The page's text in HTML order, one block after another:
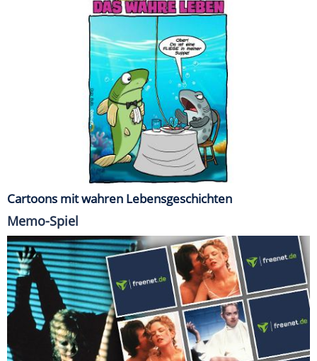
Cartoons mit wahren Lebensgeschichten
Memo-Spiel